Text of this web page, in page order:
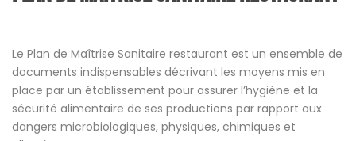
Le Plan de Maîtrise Sanitaire restaurant est un ensemble de
documents indispensables décrivant les moyens mis en
place par un établissement pour assurer l’hygiène et la
sécurité alimentaire de ses productions par rapport aux
dangers microbiologiques, physiques, chimiques et